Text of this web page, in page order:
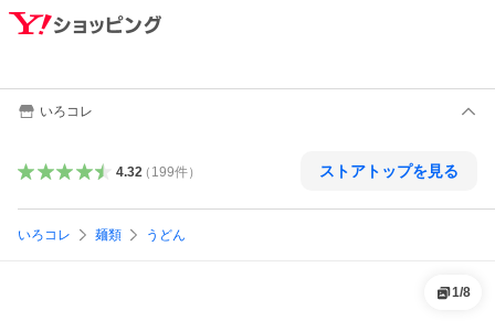
いろコレ
4.32（ 199件） ストアトップを見る
いろコレ 麺類 うどん
1/8